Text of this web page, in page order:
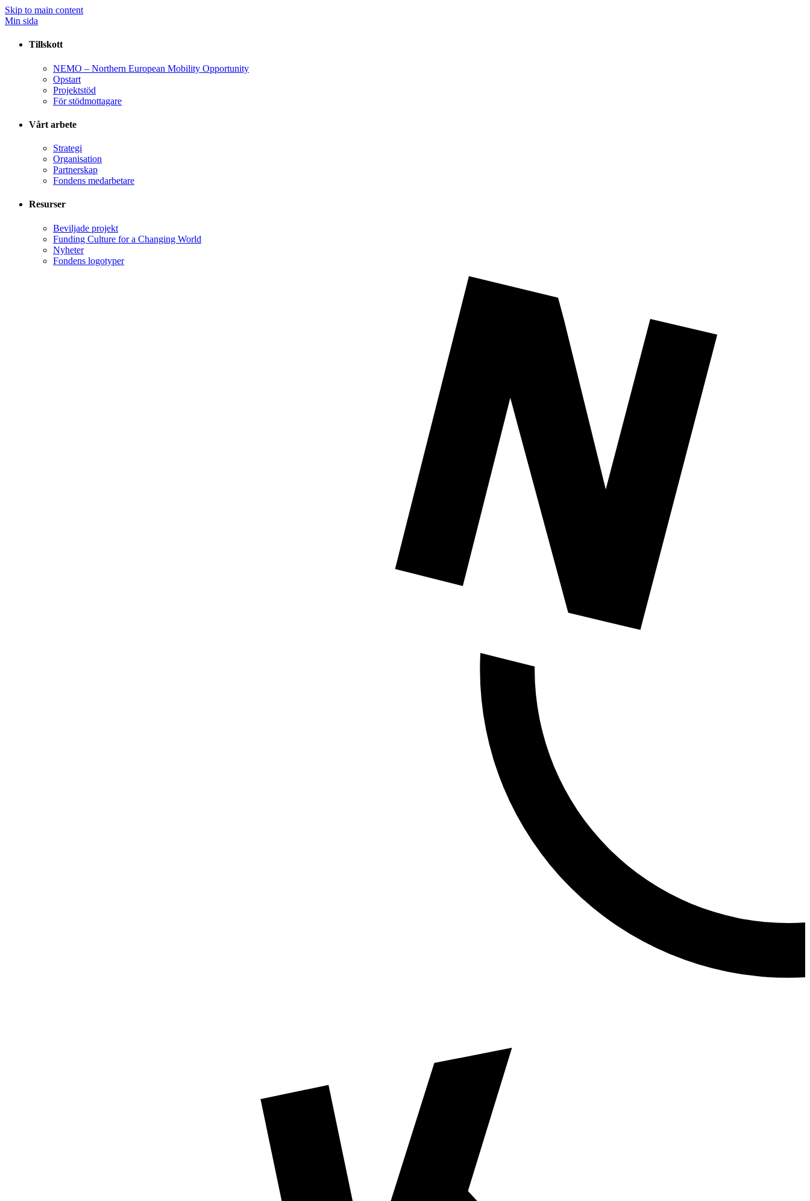
Skip to main content
Min sida
Tillskott
NEMO – Northern European Mobility Opportunity
Opstart
Projektstöd
För stödmottagare
Vårt arbete
Strategi
Organisation
Partnerskap
Fondens medarbetare
Resurser
Beviljade projekt
Funding Culture for a Changing World
Nyheter
Fondens logotyper